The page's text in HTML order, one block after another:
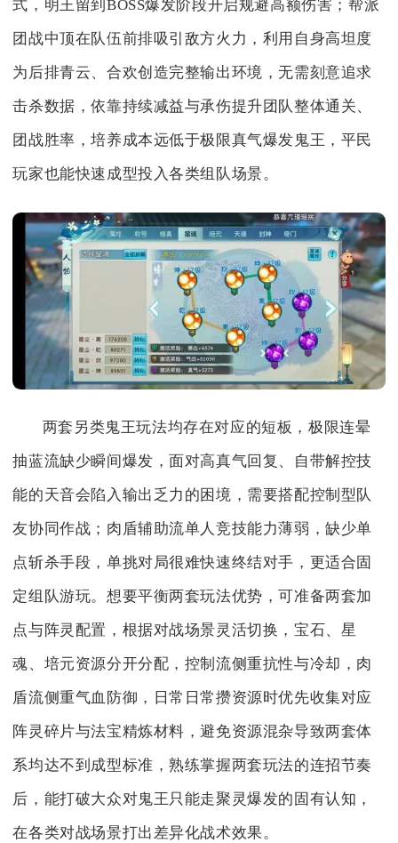
式，明王留到BOSS爆发阶段开启规避高额伤害；帮派
团战中顶在队伍前排吸引敌方火力，利用自身高坦度
为后排青云、合欢创造完整输出环境，无需刻意追求
击杀数据，依靠持续减益与承伤提升团队整体通关、
团战胜率，培养成本远低于极限真气爆发鬼王，平民
玩家也能快速成型投入各类组队场景。
两套另类鬼王玩法均存在对应的短板，极限连晕
抽蓝流缺少瞬间爆发，面对高真气回复、自带解控技
能的天音会陷入输出乏力的困境，需要搭配控制型队
友协同作战；肉盾辅助流单人竞技能力薄弱，缺少单
点斩杀手段，单挑对局很难快速终结对手，更适合固
定组队游玩。想要平衡两套玩法优势，可准备两套加
点与阵灵配置，根据对战场景灵活切换，宝石、星
魂、培元资源分开分配，控制流侧重抗性与冷却，肉
盾流侧重气血防御，日常日常攒资源时优先收集对应
阵灵碎片与法宝精炼材料，避免资源混杂导致两套体
系均达不到成型标准，熟练掌握两套玩法的连招节奏
后，能打破大众对鬼王只能走聚灵爆发的固有认知，
在各类对战场景打出差异化战术效果。